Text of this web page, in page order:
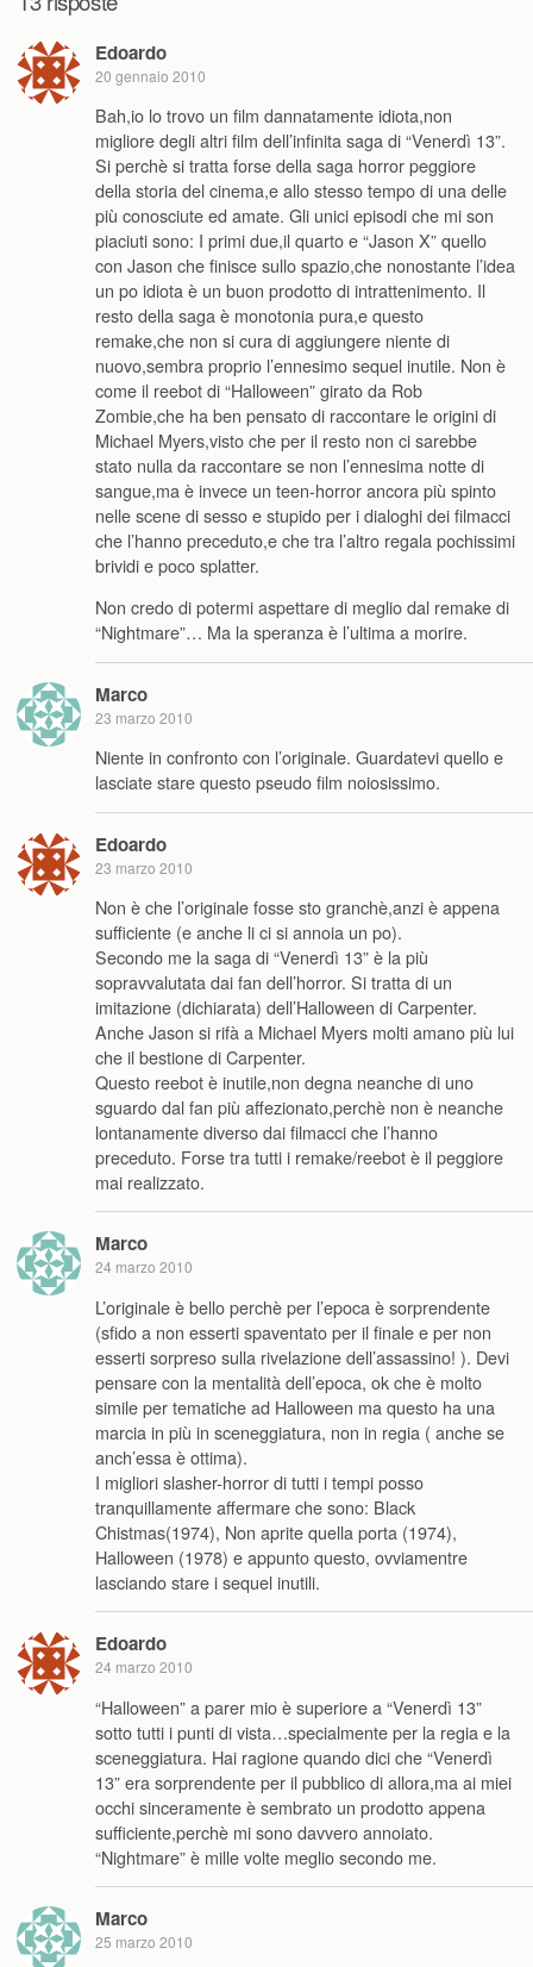
Edoardo
20 gennaio 2010
Bah,io lo trovo un film dannatamente idiota,non
migliore degli altri film dell’infinita saga di “Venerdì 13”.
Si perchè si tratta forse della saga horror peggiore
della storia del cinema,e allo stesso tempo di una delle
più conosciute ed amate. Gli unici episodi che mi son
piaciuti sono: I primi due,il quarto e “Jason X” quello
con Jason che finisce sullo spazio,che nonostante l’idea
un po idiota è un buon prodotto di intrattenimento. Il
resto della saga è monotonia pura,e questo
remake,che non si cura di aggiungere niente di
nuovo,sembra proprio l’ennesimo sequel inutile. Non è
come il reebot di “Halloween” girato da Rob
Zombie,che ha ben pensato di raccontare le origini di
Michael Myers,visto che per il resto non ci sarebbe
stato nulla da raccontare se non l’ennesima notte di
sangue,ma è invece un teen-horror ancora più spinto
nelle scene di sesso e stupido per i dialoghi dei filmacci
che l’hanno preceduto,e che tra l’altro regala pochissimi
brividi e poco splatter.
Non credo di potermi aspettare di meglio dal remake di
“Nightmare”… Ma la speranza è l’ultima a morire.
Marco
23 marzo 2010
Niente in confronto con l’originale. Guardatevi quello e
lasciate stare questo pseudo film noiosissimo.
Edoardo
23 marzo 2010
Non è che l’originale fosse sto granchè,anzi è appena
sufficiente (e anche li ci si annoia un po).
Secondo me la saga di “Venerdì 13” è la più
sopravvalutata dai fan dell’horror. Si tratta di un
imitazione (dichiarata) dell’Halloween di Carpenter.
Anche Jason si rifà a Michael Myers molti amano più lui
che il bestione di Carpenter.
Questo reebot è inutile,non degna neanche di uno
sguardo dal fan più affezionato,perchè non è neanche
lontanamente diverso dai filmacci che l’hanno
preceduto. Forse tra tutti i remake/reebot è il peggiore
mai realizzato.
Marco
24 marzo 2010
L’originale è bello perchè per l’epoca è sorprendente
(sfido a non esserti spaventato per il finale e per non
esserti sorpreso sulla rivelazione dell’assassino! ). Devi
pensare con la mentalità dell’epoca, ok che è molto
simile per tematiche ad Halloween ma questo ha una
marcia in più in sceneggiatura, non in regia ( anche se
anch’essa è ottima).
I migliori slasher-horror di tutti i tempi posso
tranquillamente affermare che sono: Black
Chistmas(1974), Non aprite quella porta (1974),
Halloween (1978) e appunto questo, ovviamentre
lasciando stare i sequel inutili.
Edoardo
24 marzo 2010
“Halloween” a parer mio è superiore a “Venerdì 13”
sotto tutti i punti di vista…specialmente per la regia e la
sceneggiatura. Hai ragione quando dici che “Venerdì
13” era sorprendente per il pubblico di allora,ma ai miei
occhi sinceramente è sembrato un prodotto appena
sufficiente,perchè mi sono davvero annoiato.
“Nightmare” è mille volte meglio secondo me.
Marco
25 marzo 2010